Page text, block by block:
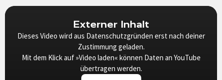
Externer Inhalt
Dieses Video wird aus Datenschutzgründen erst nach deiner
Zustimmung geladen.
Mit dem Klick auf »Video laden« können Daten an YouTube
übertragen werden.